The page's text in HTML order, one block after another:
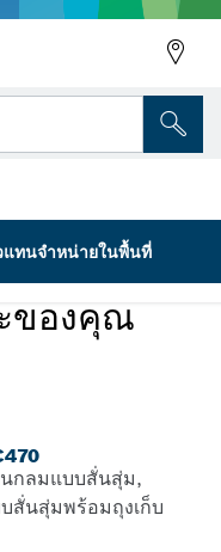
กระดาษทรายแบบสั่นสุ่ม
ของคุณ
นกลมแบบสั่นสุ่ม,
สั่นสุ่มพร้อมถุงเก็บ
แบบ 6 รู สำหรับเ
ม. G 80 5 ชิ้น
ทนจำหน่ายในพื้นที่